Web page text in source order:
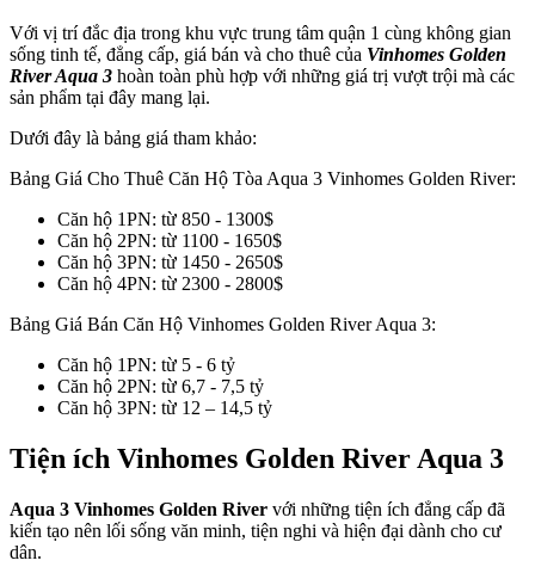
Với vị trí đắc địa trong khu vực trung tâm quận 1 cùng không gian
sống tinh tế, đẳng cấp, giá bán và cho thuê của Vinhomes Golden
River Aqua 3 hoàn toàn phù hợp với những giá trị vượt trội mà các
sản phẩm tại đây mang lại.
Dưới đây là bảng giá tham khảo:
Bảng Giá Cho Thuê Căn Hộ Tòa Aqua 3 Vinhomes Golden River:
Căn hộ 1PN: từ 850 - 1300$
Căn hộ 2PN: từ 1100 - 1650$
Căn hộ 3PN: từ 1450 - 2650$
Căn hộ 4PN: từ 2300 - 2800$
Bảng Giá Bán Căn Hộ Vinhomes Golden River Aqua 3:
Căn hộ 1PN: từ 5 - 6 tỷ
Căn hộ 2PN: từ 6,7 - 7,5 tỷ
Căn hộ 3PN: từ 12 – 14,5 tỷ
Tiện ích Vinhomes Golden River Aqua 3
Aqua 3 Vinhomes Golden River với những tiện ích đẳng cấp đã
kiến tạo nên lối sống văn minh, tiện nghi và hiện đại dành cho cư
dân.